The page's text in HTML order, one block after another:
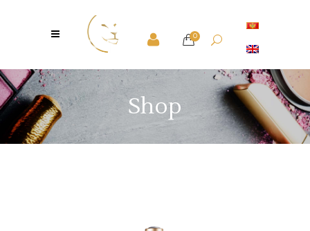
0
Shop